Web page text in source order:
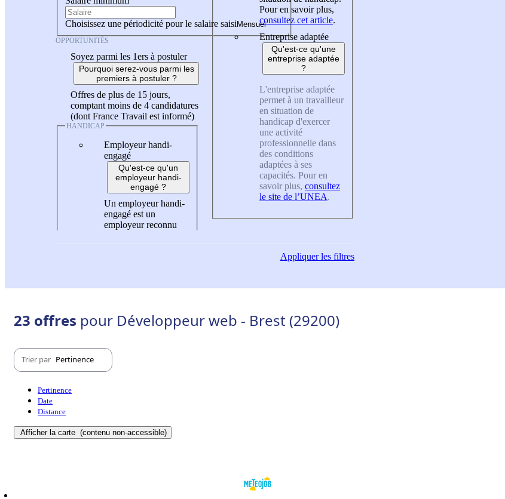
Choisissez une périodicité pour le salaire saisi
OPPORTUNITÉS
Soyez parmi les 1ers à postuler
Pourquoi serez-vous parmi les
premiers à postuler ?
Offres de plus de 15 jours,
comptant moins de 4 candidatures
(dont France Travail est informé)
HANDICAP
Employeur handi-
engagé
Qu'est-ce qu'un
employeur handi-
engagé ?
Un employeur handi-
engagé est un
employeur reconnu
Pour en savoir plus,
consultez cet article.
Entreprise adaptée
Qu'est-ce qu'une
entreprise adaptée
?
L'entreprise adaptée
permet à un travailleur
en situation de
handicap d'exercer
une activité
professionnelle dans
des conditions
adaptées à ses
capacités. Pour en
savoir plus, consultez
le site de l’UNEA.
Appliquerles filtres
23 offres pour Développeur web - Brest (29200)
Trier par Pertinence
Pertinence
Date
Distance
Afficher la carte (contenu non-accessible)